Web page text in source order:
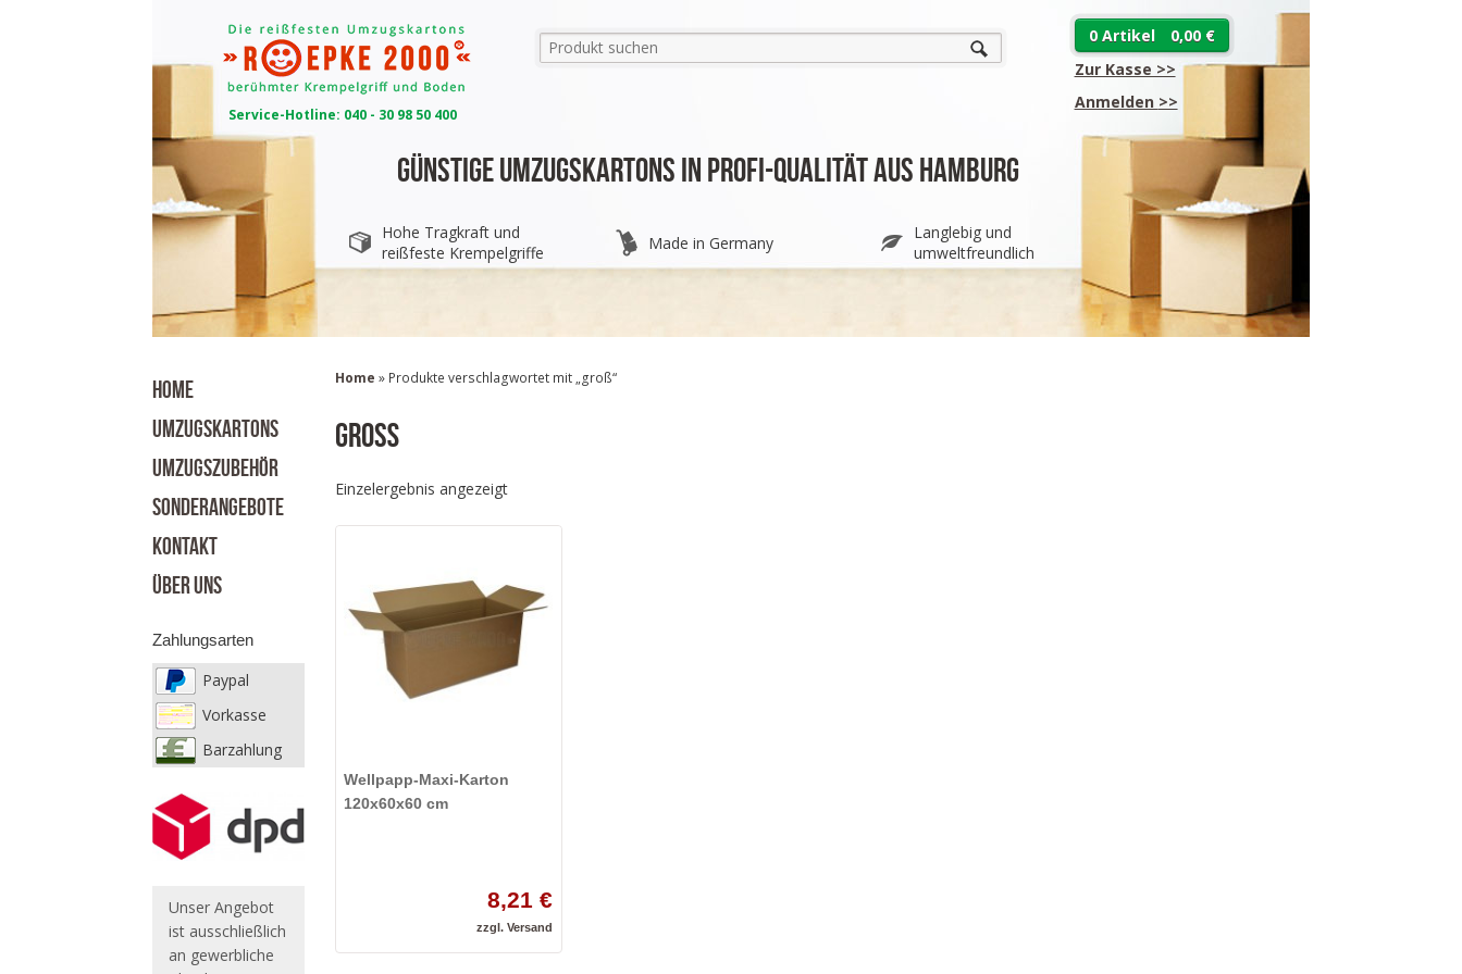
0 Artikel
0,00 €
Zur Kasse >>
Anmelden >>
Service-Hotline: 040 - 30 98 50 400
Günstige Umzugskartons in Profi-Qualität aus Hamburg
Hohe Tragkraft und
reißfeste Krempelgriffe
Made in Germany
Langlebig und
umweltfreundlich
HOME
UMZUGSKARTONS
UMZUGSZUBEHÖR
SONDERANGEBOTE
KONTAKT
ÜBER UNS
Zahlungsarten
Paypal
Vorkasse
Barzahlung
Unser Angebot
ist ausschließlich
an gewerbliche
Home » Produkte verschlagwortet mit „groß“
groß
Einzelergebnis angezeigt
Wellpapp-Maxi-Karton
120x60x60 cm
8,21 €
zzgl.Versand